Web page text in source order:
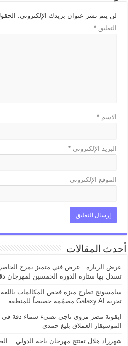
لن يتم نشر عنوان بريدك الإلكتروني.
التعليق*
الاسم*
البريد الإلكتروني*
الموقع الإلكتروني
أحدث المقالات
عرض الزيارة.. عرض فني متميز يمزج الحاضر
تسدل بها ستارة الدورة الخمسين لمهرجان
سامسونج تطرح ميزة فحص المكالمات باللغة
تجربة Galaxy AI مصمّمة خصيصاً للمنطقة
ايقونة مصر مروى ناجي تضيء سماء دقة في
الموسيقار العملاق بليغ حمدي
شهرزاد هلال تفتتح مهرجان باجة الدولي